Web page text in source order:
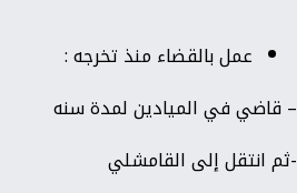
عمل بالقضاء منذ تخرجه :
– قاضي في الميادين لمدة سنه
-ثم انتقل إلى القامشلي